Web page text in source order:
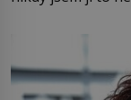
Jsme spolu moc